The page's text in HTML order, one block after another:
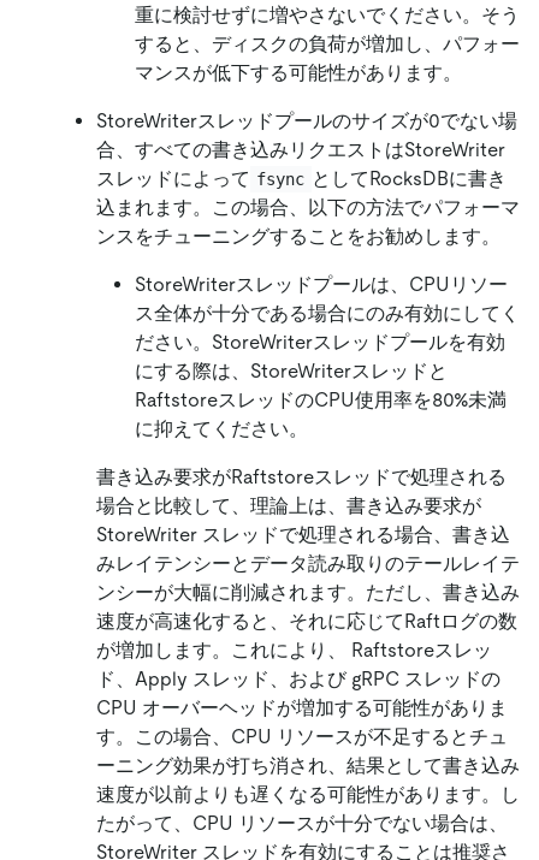
重に検討せずに増やさないでください。そう
すると、ディスクの負荷が増加し、パフォー
マンスが低下する可能性があります。
StoreWriterスレッドプールのサイズが0でない場
合、すべての書き込みリクエストはStoreWriter
スレッドによって fsync としてRocksDBに書き
込まれます。この場合、以下の方法でパフォーマ
ンスをチューニングすることをお勧めします。
StoreWriterスレッドプールは、CPUリソー
ス全体が十分である場合にのみ有効にしてく
ださい。StoreWriterスレッドプールを有効
にする際は、StoreWriterスレッドと
RaftstoreスレッドのCPU使用率を80%未満
に抑えてください。
書き込み要求がRaftstoreスレッドで処理される
場合と比較して、理論上は、書き込み要求が
StoreWriter スレッドで処理される場合、書き込
みレイテンシーとデータ読み取りのテールレイテ
ンシーが大幅に削減されます。ただし、書き込み
速度が高速化すると、それに応じてRaftログの数
が増加します。これにより、 Raftstoreスレッ
ド、Apply スレッド、および gRPC スレッドの
CPU オーバーヘッドが増加する可能性がありま
す。この場合、CPU リソースが不足するとチュ
ーニング効果が打ち消され、結果として書き込み
速度が以前よりも遅くなる可能性があります。し
たがって、CPU リソースが十分でない場合は、
StoreWriter スレッドを有効にすることは推奨さ